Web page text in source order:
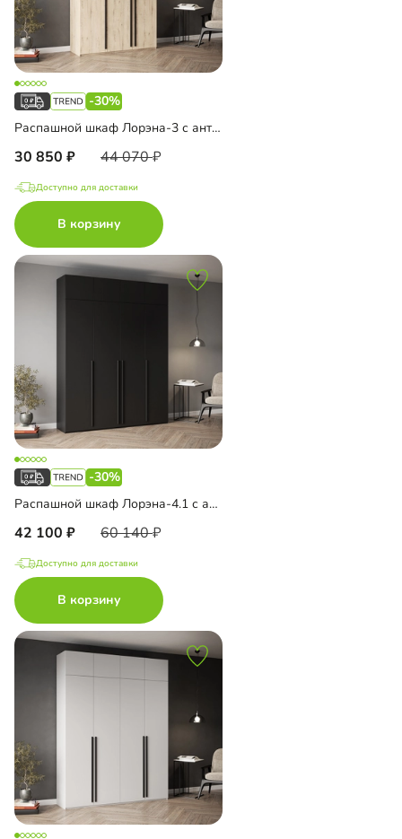
-30%
Распашной шкаф Лорэна-3 с антресолью
30 850 44 070
Доступно для доставки
В корзину
-30%
Распашной шкаф Лорэна-4.1 с антресолью
42 100 60 140
Доступно для доставки
В корзину